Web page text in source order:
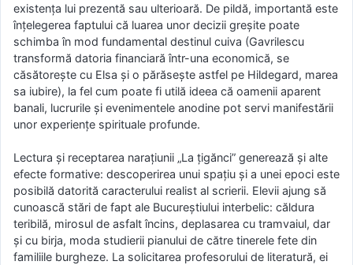
existența lui prezentă sau ulterioară. De pildă, importantă este
înțelegerea faptului că luarea unor decizii greșite poate
schimba în mod fundamental destinul cuiva (Gavrilescu
transformă datoria financiară într-una economică, se
căsătorește cu Elsa și o părăsește astfel pe Hildegard, marea
sa iubire), la fel cum poate fi utilă ideea că oamenii aparent
banali, lucrurile și evenimentele anodine pot servi manifestării
unor experiențe spirituale profunde.
Lectura și receptarea narațiunii „La țigănci” generează și alte
efecte formative: descoperirea unui spațiu și a unei epoci este
posibilă datorită caracterului realist al scrierii. Elevii ajung să
cunoască stări de fapt ale Bucureștiului interbelic: căldura
teribilă, mirosul de asfalt încins, deplasarea cu tramvaiul, dar
și cu birja, moda studierii pianului de către tinerele fete din
familiile burgheze. La solicitarea profesorului de literatură, ei